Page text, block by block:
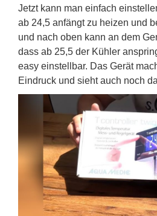
Jetzt kann man einfach
ab 24,5 anfängt zu heizen und
und nach oben kann an dem
dass ab 25,5 der Kühler
easy einstellbar. Das Gerät
Eindruck und sieht auch noch